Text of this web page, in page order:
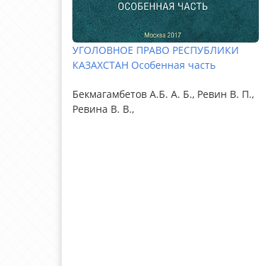
УГОЛОВНОЕ ПРАВО РЕСПУБЛИКИ
КАЗАХСТАН Особенная часть
Бекмагамбетов А.Б. А. Б., Ревин В. П.,
Ревина В. В.,